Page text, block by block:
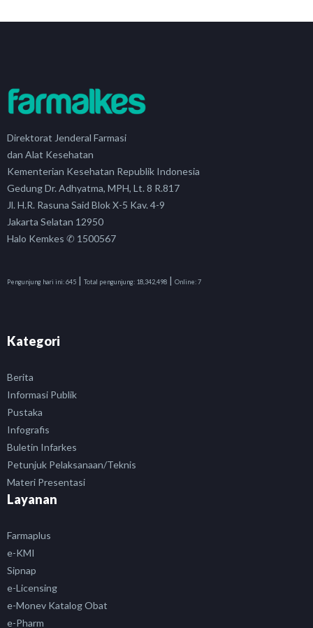
Direktorat Jenderal Farmasi
dan Alat Kesehatan
Kementerian Kesehatan Republik Indonesia
Gedung Dr. Adhyatma, MPH, Lt. 8 R.817
Jl. H.R. Rasuna Said Blok X-5 Kav. 4-9
Jakarta Selatan 12950
Halo Kemkes ✆ 1500567
Pengunjung hari ini:645 | Total pengunjung: 18,342,498 | Online:7
Kategori
Berita
Informasi Publik
Pustaka
Infografis
Buletin Infarkes
Petunjuk Pelaksanaan/Teknis
Materi Presentasi
Layanan
Farmaplus
e-KMI
Sipnap
e-Licensing
e-Monev Katalog Obat
e-Pharm